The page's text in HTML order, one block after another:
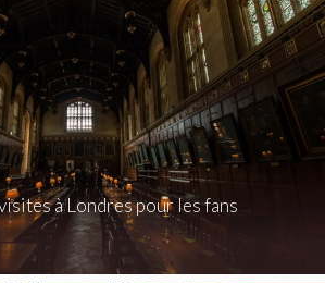
à Londres pour les fans